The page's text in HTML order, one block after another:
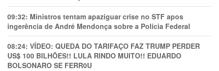
09:32: Ministros tentam apaziguar crise no STF apos
ingerência de André Mendonça sobre a Polícia Federal
08:24: VÍDEO: QUEDA DO TARIFAÇO FAZ TRUMP PERDER
US$ 100 BILHÕES!! LULA RINDO MUITO!! EDUARDO
BOLSONARO SE FERR0U